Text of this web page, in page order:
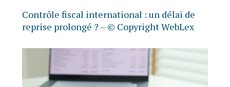
Contrôle fiscal international : un délai de
reprise prolongé ? – © Copyright WebLex